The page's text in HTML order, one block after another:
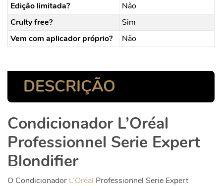
Edição limitada?
Não
Crulty free?
Sim
Vem com aplicador próprio?
Não
DESCRIÇÃO
Condicionador L’Oréal
Professionnel Serie Expert
Blondifier
O Condicionador L’Oréal Professionnel Serie Expert